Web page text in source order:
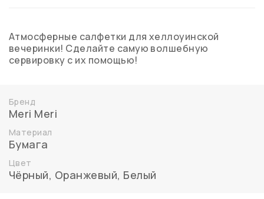
Атмосферные салфетки для хеллоуинской
вечеринки! Сделайте самую волшебную
сервировку с их помощью!
Бренд
Meri Meri
Материал
Бумага
Цвет
Чёрный, Оранжевый, Белый